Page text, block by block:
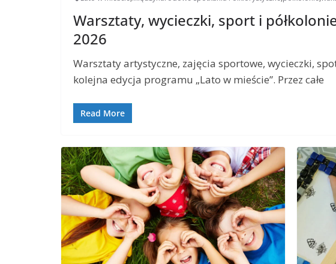
Warsztaty, wycieczki, sport i
2026
Warsztaty artystyczne, zajęcia sportowe, wycieczki,
kolejna edycja programu „Lato w mieście”. Przez całe
Read More